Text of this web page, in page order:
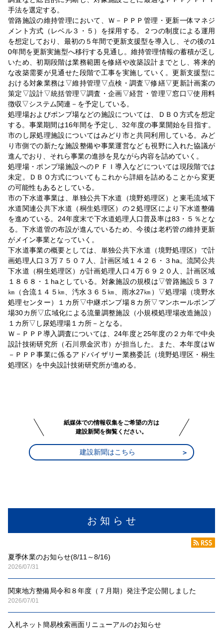
お 知 ら せ
夏季休業のお知らせ(8/11～8/16)
2026/07/31
関東地方整備局令和８年度（７月期）発注予定公開しました
2026/07/01
入札ネット簡易検索画面リニューアルのお知らせ
手法を選定する。
管路施設の維持管理において、Ｗ－ＰＰＰ管理・更新一体マネジ
メント方式（レベル３・５）を採用する。２つの制度による運用
を想定しており、最初の５年間で更新支援型を導入し、その後の1
0年間を更新実施型へ移行する見通し。維持管理情報の蓄積が乏し
いため、初期段階は業務範囲を修繕や改築設計までとし、将来的
な改築需要が見通せた段階で工事を実施していく。更新支援型に
おける対象業務は▽維持管理▽点検・調査▽修繕▽更新計画案の
策定▽設計▽統括管理▽調査・企画▽経営・管理▽窓口▽使用料
徴収▽システム関連－を予定している。
処理場およびポンプ場などの施設については、ＤＢＯ方式を想定
する。事業期間は16年間を予定し、32年度の事業開始を目指す。
市のし尿処理施設についてはみどり市と共同利用している。みど
り市側での新たな施設整備や事業運営なども視野に入れた協議が
進んでおり、それら事業の進捗を見ながら内容を詰めていく。
処理場・ポンプ場施設へのＰＦＩ導入などについては現段階では
未定。ＤＢＯ方式についてもこれから詳細を詰めることから変更
の可能性もあるとしている。
市の下水道事業は、単独公共下水道（境野処理区）と東毛流域下
水道関連公共下水道（桐生処理区）の２処理区により下水道整備
を進めている。24年度末で下水道処理人口普及率は83・５％とな
る。下水道管の布設が進んでいるため、今後は老朽管の維持更新
がメイン事業となっていく。
下水道事業の概要としては、単独公共下水道（境野処理区）で計
画処理人口３万７５０７人、計画区域１４２６・３ha。流関公共
下水道（桐生処理区）が計画処理人口４万６９２０人、計画区域
１８６８・１haとしている。対象施設の規模は▽管路施設５３７
㎞（合流１４５㎞、汚水３６５㎞、雨水27㎞）▽処理場（境野水
処理センター）１カ所▽中継ポンプ場８カ所▽マンホールポンプ
場30カ所▽広域化による流量調整施設（小規模処理場改造施設）
１カ所▽し尿処理場１カ所－となる。
Ｗ－ＰＰＰ導入調査については、24年度と25年度の２カ年で中央
設計技術研究所（石川県金沢市）が担当した。また、本年度はＷ
－ＰＰＰ事業に係るアドバイザリー業務委託（境野処理区・桐生
処理区）を中央設計技術研究所が進める。
紙媒体での情報収集をご希望の方は
建設新聞を御覧ください。
建設新聞はこちら